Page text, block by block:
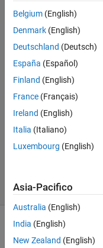
Ryo
29 Dic
2023
Risposta
Risposta
accettata
Aggiornato
8 Gen 2024
(30 giorni)
Mostra
commenti
Belgium (English)
Denmark (English)
Deutschland (Deutsch)
España (Español)
Finland (English)
France (Français)
Ireland (English)
Italia (Italiano)
Luxembourg (English)
Asia-Pacifico
Australia (English)
India (English)
New Zealand (English)